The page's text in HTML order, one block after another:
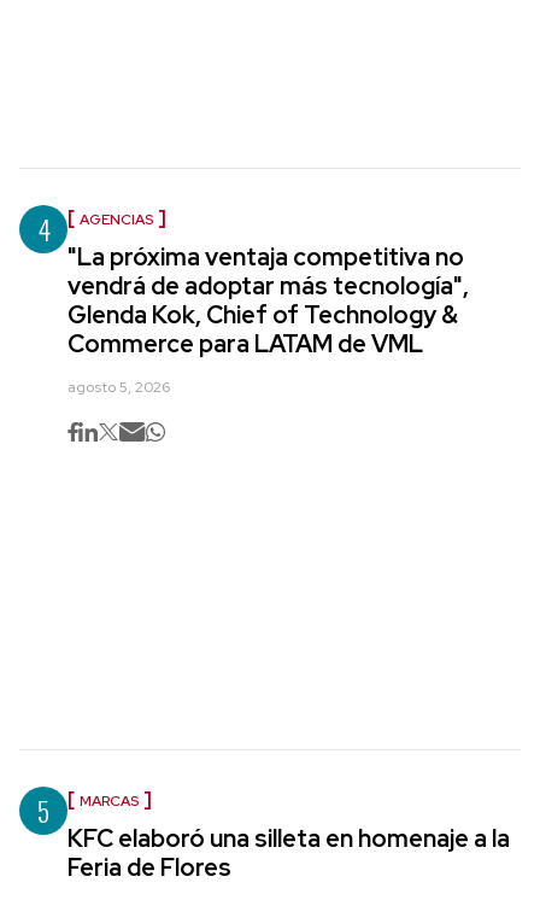
4 AGENCIAS
"La próxima ventaja competitiva no
vendrá de adoptar más tecnología",
Glenda Kok, Chief of Technology &
Commerce para LATAM de VML
agosto 5, 2026
5 MARCAS
KFC elaboró una silleta en homenaje a la
Feria de Flores